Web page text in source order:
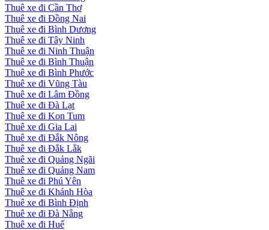
Thuê xe đi Cần Thơ
Thuê xe đi Đồng Nai
Thuê xe đi Bình Dương
Thuê xe đi Tây Ninh
Thuê xe đi Ninh Thuận
Thuê xe đi Bình Thuận
Thuê xe đi Bình Phước
Thuê xe đi Vũng Tàu
Thuê xe đi Lâm Đồng
Thuê xe đi Đà Lạt
Thuê xe đi Kon Tum
Thuê xe đi Gia Lai
Thuê xe đi Đắk Nông
Thuê xe đi Đắk Lắk
Thuê xe đi Quảng Ngãi
Thuê xe đi Quảng Nam
Thuê xe đi Phú Yên
Thuê xe đi Khánh Hòa
Thuê xe đi Bình Định
Thuê xe đi Đà Nẵng
Thuê xe đi Huế